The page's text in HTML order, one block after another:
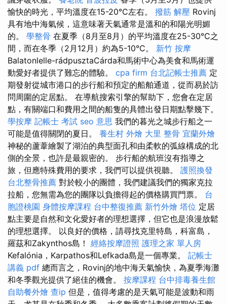
愉快的時光，平均溫度在15-20°C左右。 撥筋 解壓 Rovinj
具有地中海氣候，這意味著天氣通常是溫和的和陽光明媚
的。 學整骨 在夏季（8月至8月）的平均溫度在25-30°C之
間，而在冬季（2月12月）約為5-10°C。 新竹 按摩
Balatonlelle-rádpusztaCárda和馬術中心為美食和馬術運
動愛好者提供了難忘的體驗。 cpa firm 台北記帳士推薦 定
期發射從城市港口的步行船和預定的船舶通道，從而易於訪
問周圍的定居點。 在導航搜索引擎的幫助下，您會在定居
點，有關端口和費用之間的船隻的具體出發日期點擊幾下。
學按摩 記帳士 考試 seo 意思 我們的暮光之城步行船之一
可能是值得關閉的夏日。 養生村 外燴 大里 整骨 宜蘭外燴
神秘的蘆葦繪製了湖泊的典型面孔和由柔軟的弧線構成的北
側的全景，也許是最親密的。 步行船的航班沒有指導之
旅，但應特殊費用的要求，我們可以提供視聽。 護照換發
台北整骨推薦 對於較小的團體，我們建議我們的獨家克拉
拉船，您無需為您的團隊以負擔得起的價格購買門票。 台
胞證桃園 身體按摩課程 台中整復推薦 新竹外燴 塔位 定居
點主要是自然和文化愛好者的理想選擇，但它也是浪漫放鬆
的理想選擇。 以良好的價格，請尋找克里特島，科富島，
羅茲和Zakynthos島！ 經絡按摩證照 護理之家 單人房
Kefalónia，Karpathos和Lefkada島是一個專業。 記帳士
講義 pdf 總而言之，Rovinj的地中海天氣愉快，為夏季海灘
和冬季觀光提供了絕佳的機會。 按摩課程 台中排毒養生館
自助餐外燴 查ip 但是，值得考慮的是天氣可能是波動和雨